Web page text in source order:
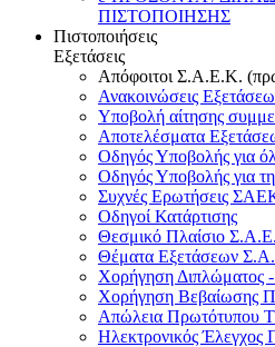
ΠΙΣΤΟΠΟΙΗΣΗΣ
Πιστοποιήσεις
Εξετάσεις
Απόφοιτοι Σ.Α.Ε.Κ.
Ανακοινώσεις
Υποβολή αίτησης
Αποτελέσματα
Οδηγός Υποβολής για
Οδηγός Υποβολής για
Συχνές Ερωτήσεις
Οδηγοί Κατάρτισης
Θεσμικό Πλαίσιο
Θέματα Εξετάσεων
Χορήγηση Διπλώματος
Χορήγηση Βεβαίωσης
Απώλεια Πρωτότυπου
Ηλεκτρονικός Έλεγχος